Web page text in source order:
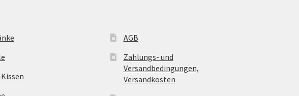
AGB
Zahlungs- und
Versandbedingungen,
Versandkosten